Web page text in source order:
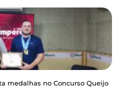
medalhas no Concurso Queijo